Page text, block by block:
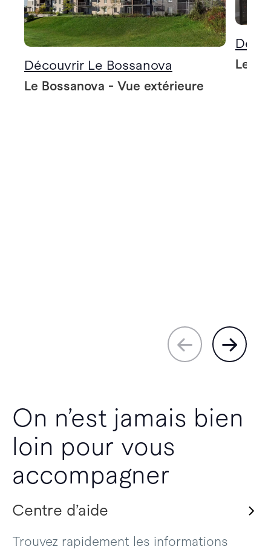
Découvrir Le Bossanova
Le Bossanova - Vue extérieure
Le
On n’est jamais bien
loin pour vous
accompagner
Centre d’aide
Trouvez rapidement les informations